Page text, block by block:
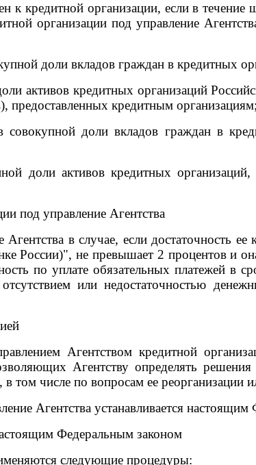
кредитной организации, если в
организации под управление
доли вкладов граждан в кредитных
активов кредитных организаций
предоставленных кредитным организациям;
доли вкладов граждан в
доли активов кредитных
под управление Агентства
в случае, если достаточность
России)", не превышает 2 процентов и
по уплате обязательных платежей в
или недостаточностью
Агентством кредитной
Агентству определять
том числе по вопросам ее реорганизации
Агентства устанавливается
Федеральным законом
следующие процедуры: